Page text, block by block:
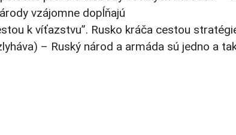
vzájomne dopĺňajú
k víťazstvu”. Rusko kráča cestou
– Ruský národ a armáda sú jedno a